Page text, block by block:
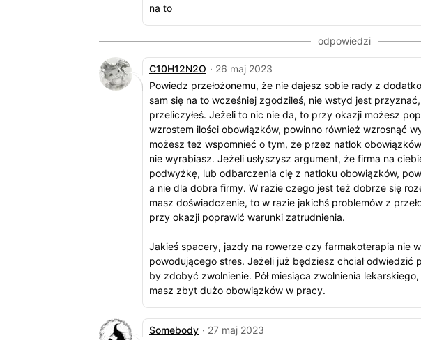
na to
C10H12N2O · 26 maj 2023
Powiedz przełożonemu, że nie dajesz sobie rady z
sam się na to wcześniej zgodziłeś, nie wstyd jest
przeliczyłeś. Jeżeli to nic nie da, to przy okazji możesz
wzrostem ilości obowiązków, powinno również wzrosnąć
możesz też wspomnieć o tym, że przez natłok
nie wyrabiasz. Jeżeli usłyszysz argument, że firma na
podwyżkę, lub odbarczenia cię z natłoku obowiązków,
a nie dla dobra firmy. W razie czego jest też dobrze się
masz doświadczenie, to w razie jakichś problemów z
przy okazji poprawić warunki zatrudnienia.
Jakieś spacery, jazdy na rowerze czy farmakoterapia nie
powodującego stres. Jeżeli już będziesz chciał
by zdobyć zwolnienie. Pół miesiąca zwolnienia
masz zbyt dużo obowiązków w pracy.
Somebody · 27 maj 2023